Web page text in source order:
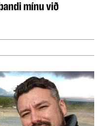
mínu við